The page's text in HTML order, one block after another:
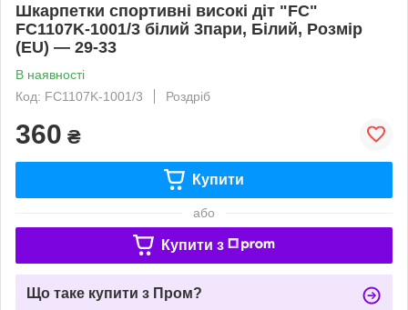
Шкарпетки спортивні високі діт "FC"
FC1107K-1001/3 білий 3пари, Білий, Розмір
(EU) — 29-33
В наявності
Код: FC1107K-1001/3
Роздріб
360 ₴
Купити
або
Купити з
Що таке купити з Пром?